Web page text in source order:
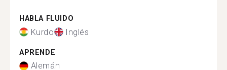
HABLA FLUIDO
Kurdo Inglés
APRENDE
Alemán